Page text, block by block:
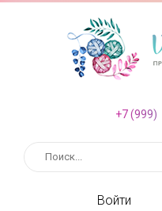
+7 (999)
Войти